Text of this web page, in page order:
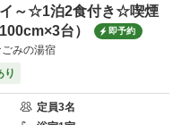
イ～☆1泊2食付き☆喫煙
台）
即予約
みの湯宿
り
定員3名